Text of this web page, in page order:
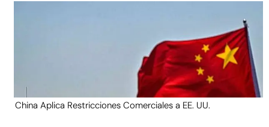
China Aplica Restricciones Comerciales a EE. UU.